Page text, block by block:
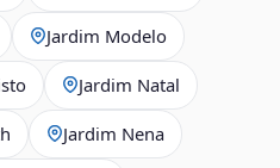
Jardim Modelo
Jardim Natal
Jardim Nena